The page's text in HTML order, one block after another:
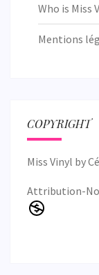
Who is Miss
Mentions
COPYRIGHT
Miss Vinyl by
Attribution-